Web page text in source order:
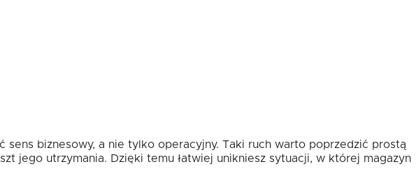
sens biznesowy, a nie tylko operacyjny. Taki ruch warto poprzedzić prostą
jego utrzymania. Dzięki temu łatwiej unikniesz sytuacji, w której magazyn